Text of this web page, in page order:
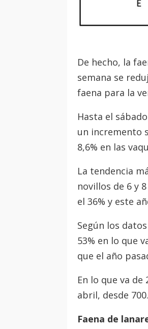
De hecho, la
semana se
faena para la
Hasta el
un incremento
8,6% en las
La tendencia
novillos de 6 y
el 36% y este
Según los
53% en lo que
que el año
En lo que va
abril, desde
Faena de